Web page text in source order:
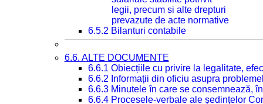
legii, precum si alte drepturi
prevazute de acte normative
6.5.2 Bilanturi contabile
6.6. ALTE DOCUMENTE
6.6.1 Obiecțiile cu privire la legalitate,
6.6.2 Informații din oficiu asupra
6.6.3 Minutele în care se consemnează,
6.6.4 Procesele-verbale ale ședințelor